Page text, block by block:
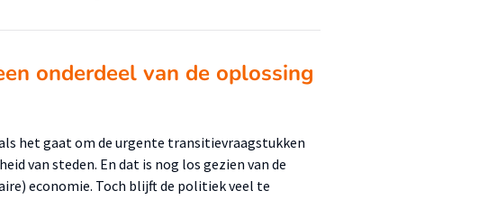
onderdeel van de oplossing
het gaat om de urgente transitievraagstukken
van steden. En dat is nog los gezien van de
economie. Toch blijft de politiek veel te